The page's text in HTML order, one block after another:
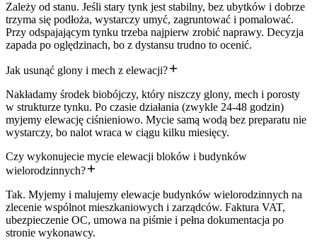
Zależy od stanu. Jeśli stary tynk jest stabilny, bez ubytków i dobrze
trzyma się podłoża, wystarczy umyć, zagruntować i pomalować.
Przy odspajającym tynku trzeba najpierw zrobić naprawy. Decyzja
zapada po oględzinach, bo z dystansu trudno to ocenić.
Jak usunąć glony i mech z elewacji?
Nakładamy środek biobójczy, który niszczy glony, mech i porosty
w strukturze tynku. Po czasie działania (zwykle 24-48 godzin)
myjemy elewację ciśnieniowo. Mycie samą wodą bez preparatu nie
wystarczy, bo nalot wraca w ciągu kilku miesięcy.
Czy wykonujecie mycie elewacji bloków i budynków
wielorodzinnych?
Tak. Myjemy i malujemy elewacje budynków wielorodzinnych na
zlecenie wspólnot mieszkaniowych i zarządców. Faktura VAT,
ubezpieczenie OC, umowa na piśmie i pełna dokumentacja po
stronie wykonawcy.